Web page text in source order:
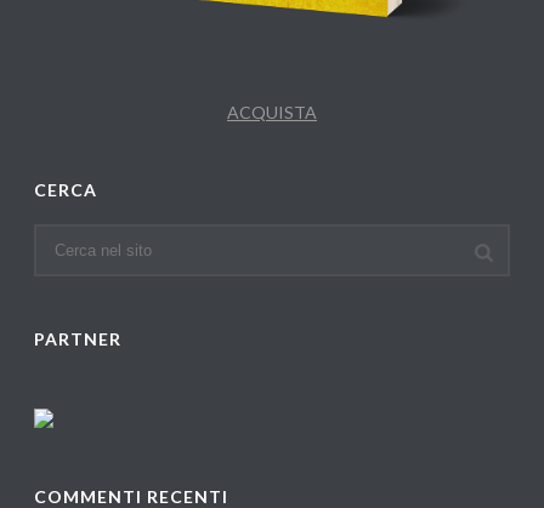
ACQUISTA
CERCA
PARTNER
COMMENTI RECENTI